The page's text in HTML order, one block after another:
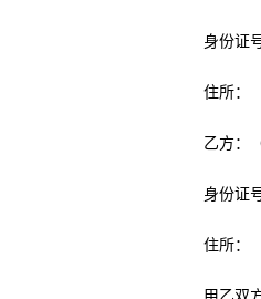
身份证号
住所：
乙方：（
身份证号
住所：